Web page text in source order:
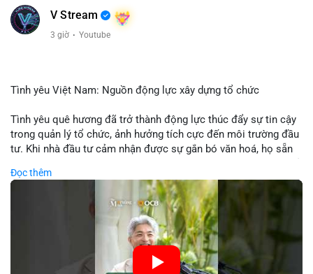
V Stream
3 giờ · Youtube
Tình yêu Việt Nam: Nguồn động lực xây dựng tổ chức
Tình yêu quê hương đã trở thành động lực thúc đẩy sự tin cậy
trong quản lý tổ chức, ảnh hưởng tích cực đến môi trường đầu
tư. Khi nhà đầu tư cảm nhận được sự gắn bó văn hoá, họ sẵn
các công ty blockchain và tiền mã hoá. Sự tăng cường niềm
tin này giúp giảm rủi ro thị trường, cải thiện chi phí vốn và thúc
đẩy sự phát triển bền vững của ngành công nghệ tài chính. Các
nhà quản lý cần khai thác tinh thần này để xây dựng chiến lược
phát triển bền vững và thu hút vốn đầu tư.
🎥 Xem video trực tiếp tại:
Đọc thêm